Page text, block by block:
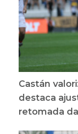
Castán
destaca
retomada